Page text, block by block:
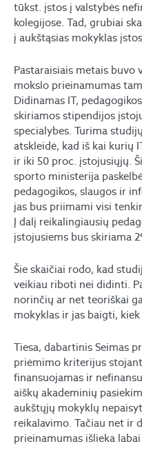
tūkst. įstos į valstybės
kolegijose. Tad, grubiai
į aukštąsias mokyklas
Pastaraisiais metais buvo
mokslo prieinamumas
Didinamas IT,
skiriamos stipendijos
specialybes. Turima
atskleidė, kad iš kai kurių
ir iki 50 proc. įstojusiųjų.
sporto ministerija
pedagogikos, slaugos ir
jas bus priimami visi
Į dalį reikalingiausių
įstojusiems bus skiriama
Šie skaičiai rodo, kad
veikiau riboti nei didinti.
norinčių ar net teoriškai
mokyklas ir jas baigti,
Tiesa, dabartinis Seimas
priėmimo kriterijus
finansuojamas ir
aiškų akademinių
aukštųjų mokyklų
reikalavimo. Tačiau net ir
prieinamumas išlieka